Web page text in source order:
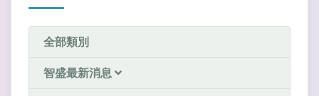
全部類別
智盛最新消息